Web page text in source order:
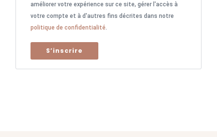
améliorer votre expérience sur ce site, gérer l'accès à
votre compte et à d'autres fins décrites dans notre
politique de confidentialité
S’inscrire